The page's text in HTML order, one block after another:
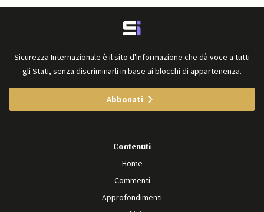
Sicurezza Internazionale è il sito d'informazione che dà voce a tutti
gli Stati, senza discriminarli in base ai blocchi di appartenenza.
Abbonati
Contenuti
Home
Commenti
Approfondimenti